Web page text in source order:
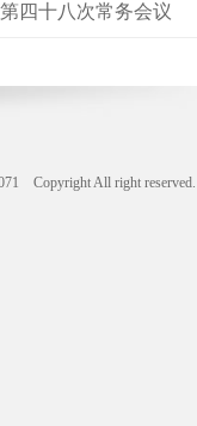
四十八次常务会议
Copyright All right